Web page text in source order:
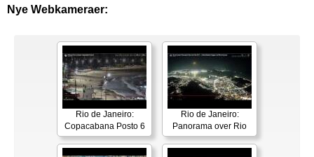
Nye Webkameraer:
Rio de Janeiro:
Copacabana Posto 6
Rio de Janeiro:
Panorama over Rio